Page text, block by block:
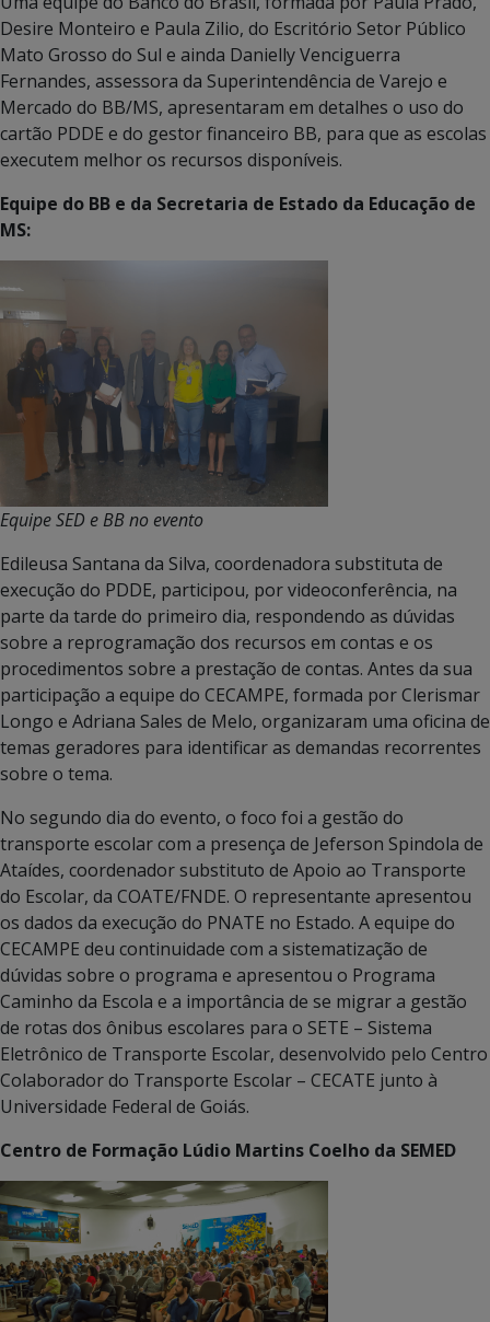
Desire Monteiro e Paula Zilio, do Escritório Setor Público
Mato Grosso do Sul e ainda Danielly Venciguerra
Fernandes, assessora da Superintendência de Varejo e
Mercado do BB/MS, apresentaram em detalhes o uso do
cartão PDDE e do gestor financeiro BB, para que as escolas
executem melhor os recursos disponíveis.
Equipe do BB e da Secretaria de Estado da Educação de
MS:
Equipe SED e BB no evento
Edileusa Santana da Silva, coordenadora substituta de
execução do PDDE, participou, por videoconferência, na
parte da tarde do primeiro dia, respondendo as dúvidas
sobre a reprogramação dos recursos em contas e os
procedimentos sobre a prestação de contas. Antes da sua
participação a equipe do CECAMPE, formada por Clerismar
Longo e Adriana Sales de Melo, organizaram uma oficina de
temas geradores para identificar as demandas recorrentes
sobre o tema.
No segundo dia do evento, o foco foi a gestão do
transporte escolar com a presença de Jeferson Spindola de
Ataídes, coordenador substituto de Apoio ao Transporte
do Escolar, da COATE/FNDE. O representante apresentou
os dados da execução do PNATE no Estado. A equipe do
CECAMPE deu continuidade com a sistematização de
dúvidas sobre o programa e apresentou o Programa
Caminho da Escola e a importância de se migrar a gestão
de rotas dos ônibus escolares para o SETE – Sistema
Eletrônico de Transporte Escolar, desenvolvido pelo Centro
Colaborador do Transporte Escolar – CECATE junto à
Universidade Federal de Goiás.
Centro de Formação Lúdio Martins Coelho da SEMED